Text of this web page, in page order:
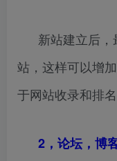
新站建立后
站，这样可以增
于网站收录和排
2，论坛，博